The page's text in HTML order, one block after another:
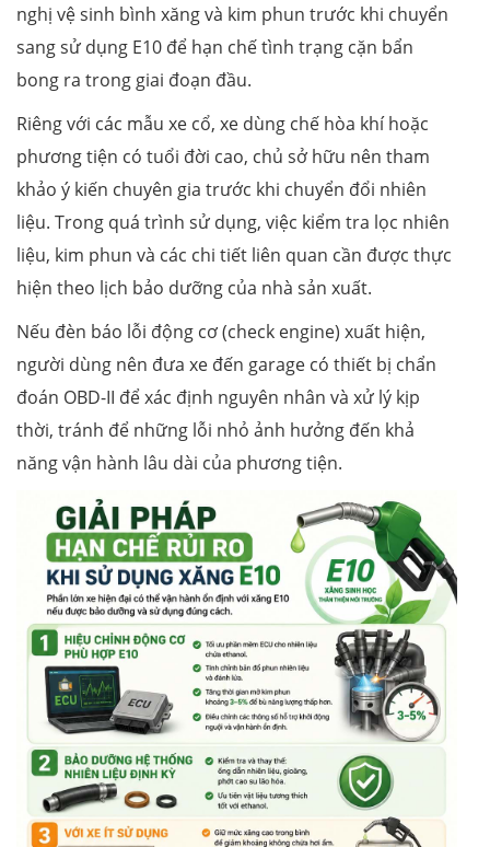
nghị vệ sinh bình xăng và kim phun trước khi chuyển
sang sử dụng E10 để hạn chế tình trạng cặn bẩn
bong ra trong giai đoạn đầu.
Riêng với các mẫu xe cổ, xe dùng chế hòa khí hoặc
phương tiện có tuổi đời cao, chủ sở hữu nên tham
khảo ý kiến chuyên gia trước khi chuyển đổi nhiên
liệu. Trong quá trình sử dụng, việc kiểm tra lọc nhiên
liệu, kim phun và các chi tiết liên quan cần được thực
hiện theo lịch bảo dưỡng của nhà sản xuất.
Nếu đèn báo lỗi động cơ (check engine) xuất hiện,
người dùng nên đưa xe đến garage có thiết bị chẩn
đoán OBD-II để xác định nguyên nhân và xử lý kịp
thời, tránh để những lỗi nhỏ ảnh hưởng đến khả
năng vận hành lâu dài của phương tiện.